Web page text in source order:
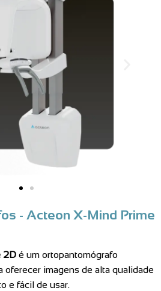
- Acteon X-Mind Prime
2D é um ortopantomógrafo
oferecer imagens de alta qualidade
e fácil de usar.